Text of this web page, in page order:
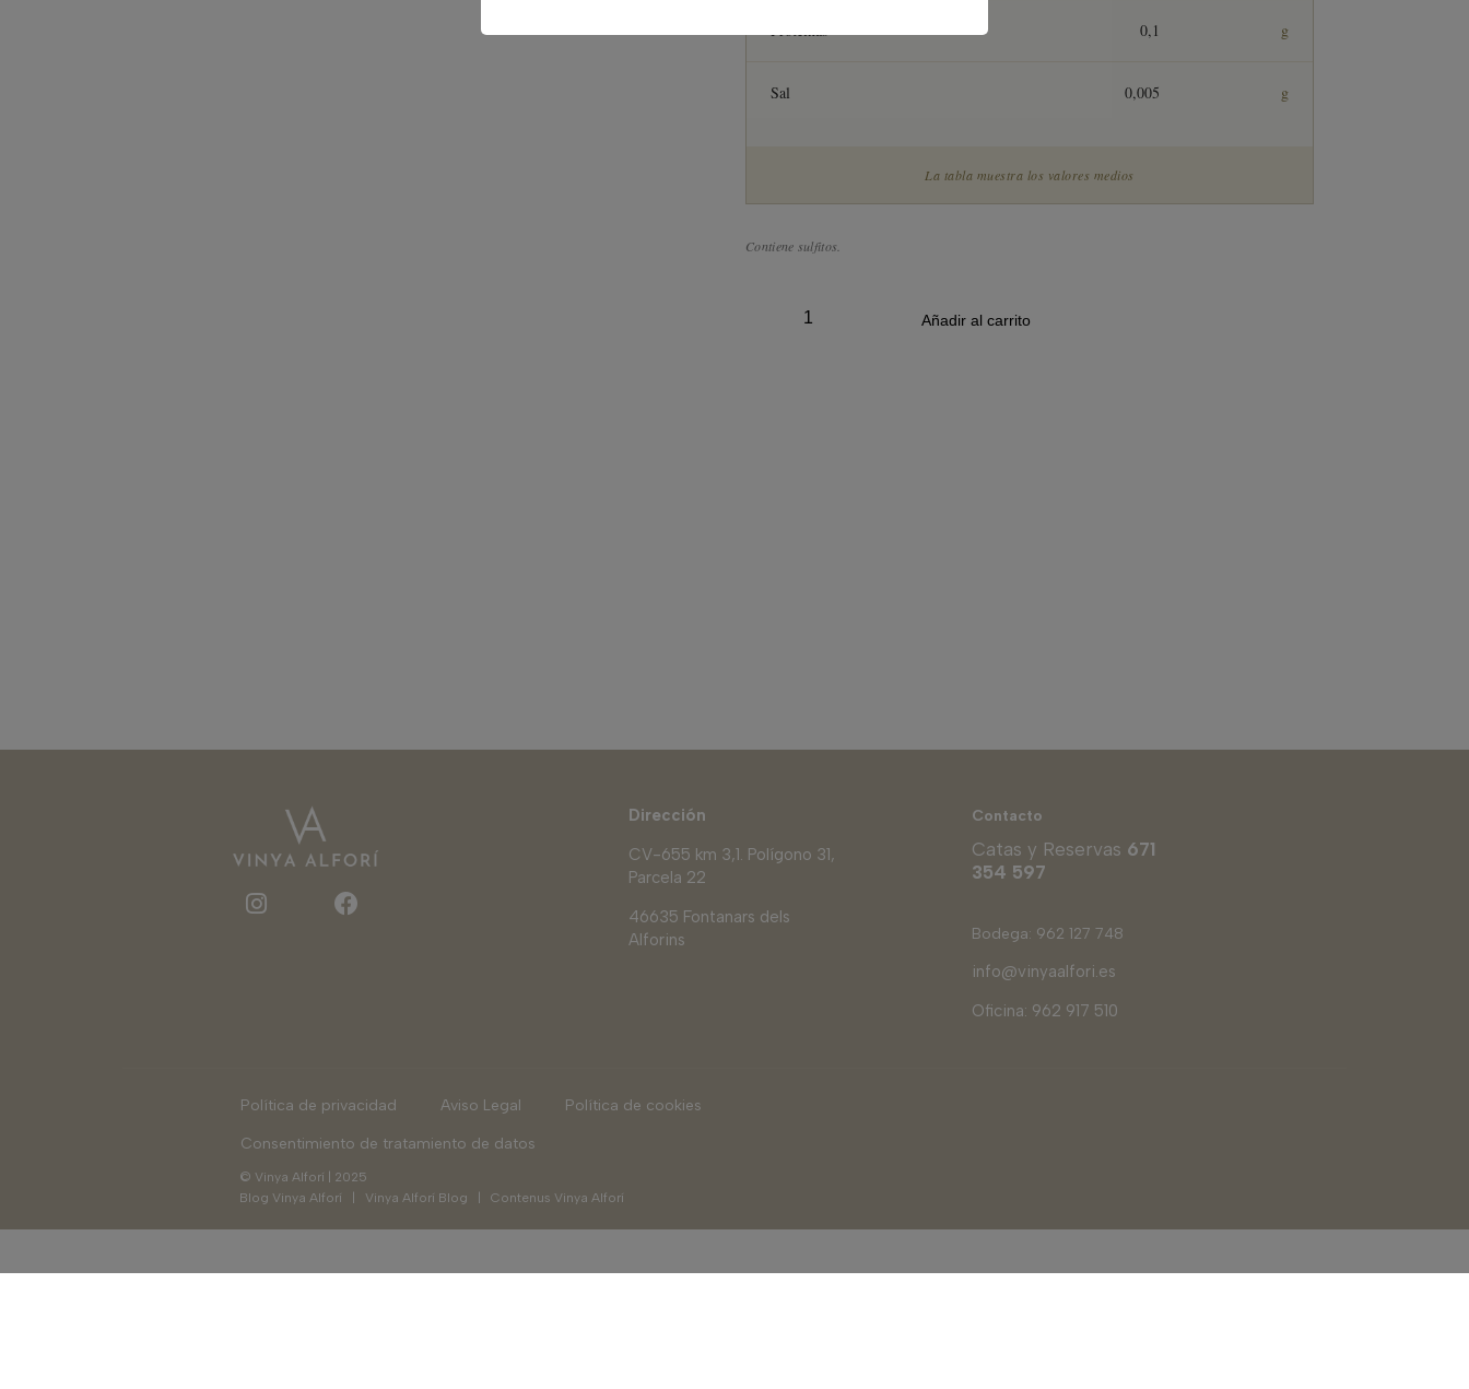
Proteínas 0,1 g
Sal 0,005 g
La tabla muestra los valores medios
Contiene sulfitos.
Añadir al carrito
Dirección
CV-655 km 3,1. Polígono 31,
Parcela 22
46635 Fontanars dels
Alforins
Contacto
Catas y Reservas 671
354 597
Bodega: 962 127 748
info@vinyaalfori.es
Oficina: 962 917 510
Política de privacidad Aviso Legal Política de cookies
Consentimiento de tratamiento de datos
© Vinya Alforí | 2025
Blog Vinya Alforí
Vinya Alforí Blog Contenus Vinya Alforí